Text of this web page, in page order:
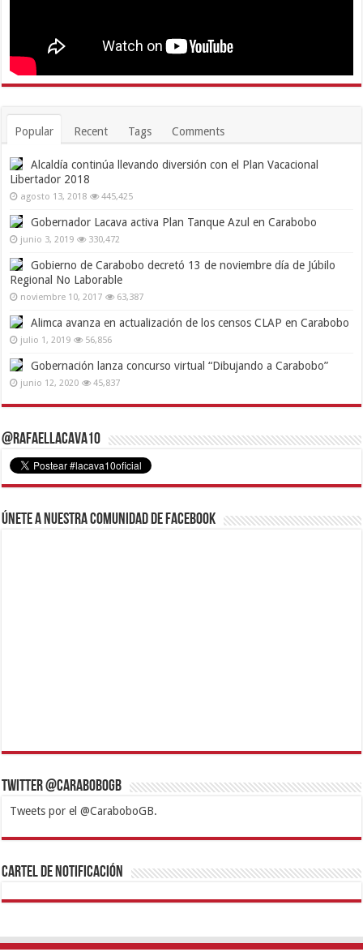
Popular Recent Tags Comments
Alcaldía continúa llevando diversión con el Plan Vacacional
Libertador 2018
agosto 13, 2018 445,425
Gobernador Lacava activa Plan Tanque Azul en Carabobo
junio 3, 2019 330,472
Gobierno de Carabobo decretó 13 de noviembre día de Júbilo
Regional No Laborable
noviembre 10, 2017 63,387
Alimca avanza en actualización de los censos CLAP en Carabobo
julio 1, 2019 56,856
Gobernación lanza concurso virtual “Dibujando a Carabobo”
junio 12, 2020 45,837
@RafaelLacava10
Únete a nuestra comunidad de Facebook
Twitter @CaraboboGB
Tweets por el @CaraboboGB.
1xbetBetturkeyBetistKralbetSupertotobetTipobetMatadorbetMariobet
https://mvbcasino.com/
Cartel de Notificación